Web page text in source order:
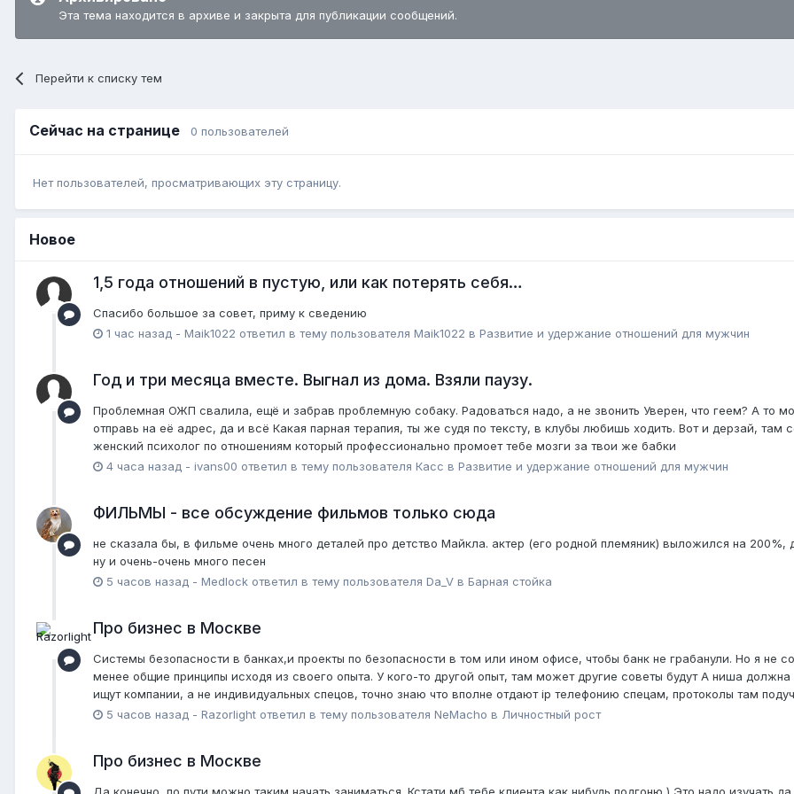
Эта тема находится в архиве и закрыта для публикации сообщений.
Перейти к списку тем
Сейчас на странице 0 пользователей
Нет пользователей, просматривающих эту страницу.
Новое
1,5 года отношений в пустую, или как потерять себя…
Спасибо большое за совет, приму к сведению
1 час назад - Maik1022 ответил в тему пользователя Maik1022 в Pазвитие и удержание отношений для мужчин
Год и три месяца вместе. Выгнал из дома. Взяли паузу.
Проблемная ОЖП свалила, ещё и забрав проблемную собаку. Радоваться надо, а не звонить Уверен, что геем? А то
отправь на её адрес, да и всё Какая парная терапия, ты же судя по тексту, в клубы любишь ходить. Вот и дерзай,
женский психолог по отношениям который профессионально промоет тебе мозги за твои же бабки
4 часа назад - ivans00 ответил в тему пользователя Касс в Pазвитие и удержание отношений для мужчин
ФИЛЬМЫ - все обсуждение фильмов только сюда
не сказала бы, в фильме очень много деталей про детство Майкла. актер (его родной племяник) выложился на 200%,
ну и очень-очень много песен
5 часов назад - Medlock ответил в тему пользователя Da_V в Барная стойка
Про бизнес в Москве
Системы безопасности в банках,и проекты по безопасности в том или ином офисе, чтобы банк не грабанули. Но я не
менее общие принципы исходя из своего опыта. У кого-то другой опыт, там может другие советы будут А ниша
ищут компании, а не индивидуальных спецов, точно знаю что вполне отдают ip телефонию спецам, протоколы там
5 часов назад - Razorlight ответил в тему пользователя NeMacho в Личностный рост
Про бизнес в Москве